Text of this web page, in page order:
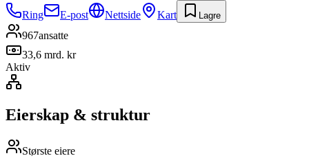
Ring
E-post Nettside Kart Lagre
967ansatte
33,6 mrd. kr
Aktiv
Eierskap & struktur
Største eiere